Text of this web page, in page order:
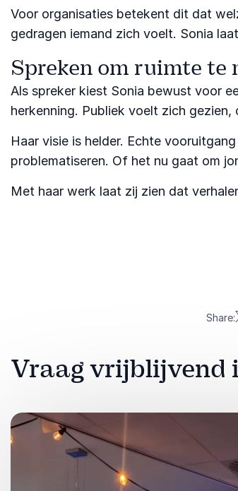
Voor organisaties betekent dit dat
gedragen iemand zich voelt. Sonia
Spreken om ruimte te
Als spreker kiest Sonia bewust voor
herkenning. Publiek voelt zich
Haar visie is helder. Echte
problematiseren. Of het nu gaat om
Met haar werk laat zij zien dat
Share:
Vraag vrijblijvend